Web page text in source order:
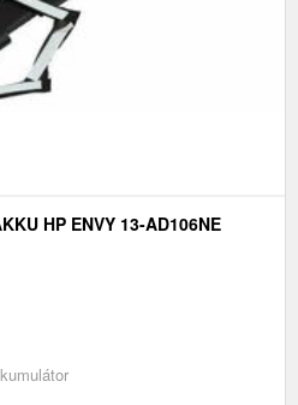
HP ENVY 13-AD106NE